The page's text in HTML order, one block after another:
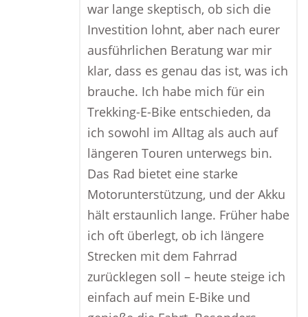
war lange skeptisch, ob sich die
Investition lohnt, aber nach eurer
ausführlichen Beratung war mir
klar, dass es genau das ist, was ich
brauche. Ich habe mich für ein
Trekking-E-Bike entschieden, da
ich sowohl im Alltag als auch auf
längeren Touren unterwegs bin.
Das Rad bietet eine starke
Motorunterstützung, und der Akku
hält erstaunlich lange. Früher habe
ich oft überlegt, ob ich längere
Strecken mit dem Fahrrad
zurücklegen soll – heute steige ich
einfach auf mein E-Bike und